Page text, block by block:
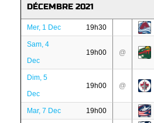
DÉCEMBRE 2021
Mer, 1 Dec 19h30
Sam, 4
Dec
19h00 @
Dim, 5
Dec
19h00 @
Mar, 7 Dec 19h00